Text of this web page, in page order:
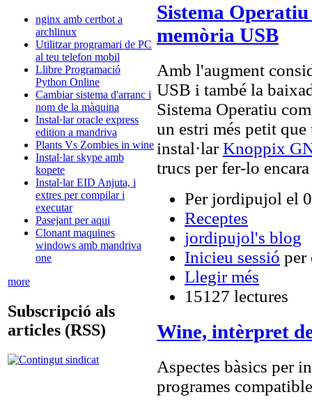
nginx amb certbot a
archlinux
Utilitzar programari de PC
al teu telefon mobil
Llibre Programació
Python Online
Cambiar sistema d'arranc i
nom de la màquina
Instal·lar oracle express
edition a mandriva
Plants Vs Zombies in wine
Instal·lar skype amb
kopete
Instal·lar EID Anjuta, i
extres per compilar i
executar
Pasejant per aqui
Clonant maquines
windows amb mandriva
one
more
Subscripció als
articles (RSS)
Sistema
memòria USB
Amb l'augment
USB i també la
Sistema Operatiu
un estri més petit
instal·larKnoppix
trucs per fer-lo
Per jordipujol el
Receptes
jordipujol's blog
Inicieu sessió per
Llegir més
15127 lectures
Wine, intèrpret
Aspectes bàsics per
programes